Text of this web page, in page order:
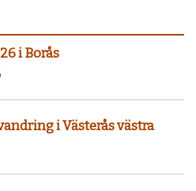
i Borås
i Västerås västra